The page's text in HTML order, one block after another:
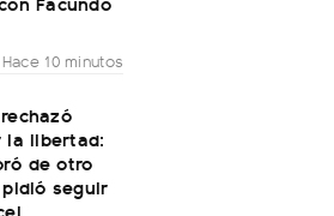
Hace 10 minutos
la libertad:
de otro
seguir